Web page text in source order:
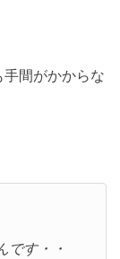
間がかからな
です・・